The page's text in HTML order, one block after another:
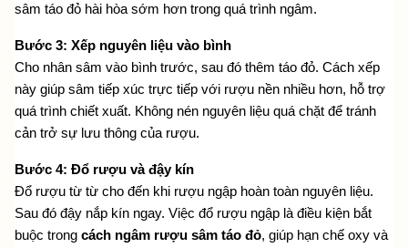
sâm táo đỏ hài hòa sớm hơn trong quá trình ngâm.
Bước 3: Xếp nguyên liệu vào bình
Cho nhân sâm vào bình trước, sau đó thêm táo đỏ. Cách xếp
này giúp sâm tiếp xúc trực tiếp với rượu nền nhiều hơn, hỗ trợ
quá trình chiết xuất. Không nén nguyên liệu quá chặt để tránh
cản trở sự lưu thông của rượu.
Bước 4: Đổ rượu và đậy kín
Đổ rượu từ từ cho đến khi rượu ngập hoàn toàn nguyên liệu.
Sau đó đậy nắp kín ngay. Việc đổ rượu ngập là điều kiện bắt
buộc trong cách ngâm rượu sâm táo đỏ, giúp hạn chế oxy và